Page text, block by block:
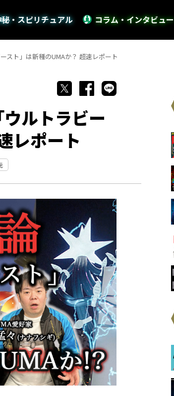
・スピリチュアル コラム・インタビュー
スト」は新種のUMAか？ 超速レポート
ルトラビー
レポート